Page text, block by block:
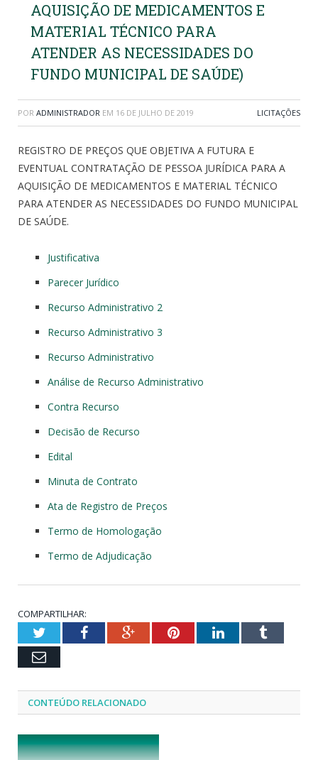
AQUISIÇÃO DE MEDICAMENTOS E
MATERIAL TÉCNICO PARA
ATENDER AS NECESSIDADES DO
FUNDO MUNICIPAL DE SAÚDE)
POR ADMINISTRADOR EM 16 DE JULHO DE 2019 LICITAÇÕES
REGISTRO DE PREÇOS QUE OBJETIVA A FUTURA E
EVENTUAL CONTRATAÇÃO DE PESSOA JURÍDICA PARA A
AQUISIÇÃO DE MEDICAMENTOS E MATERIAL TÉCNICO
PARA ATENDER AS NECESSIDADES DO FUNDO MUNICIPAL
DE SAÚDE.
Justificativa
Parecer Jurídico
Recurso Administrativo 2
Recurso Administrativo 3
Recurso Administrativo
Análise de Recurso Administrativo
Contra Recurso
Decisão de Recurso
Edital
Minuta de Contrato
Ata de Registro de Preços
Termo de Homologação
Termo de Adjudicação
COMPARTILHAR:
TwitterFacebookGoogle+PinterestLinkedInTumblr
Email
CONTEÚDO RELACIONADO